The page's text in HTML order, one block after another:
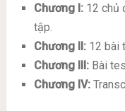
Chương I:12 chủ
tập.
Chương II:12 bài
Chương III:Bài
Chương IV: